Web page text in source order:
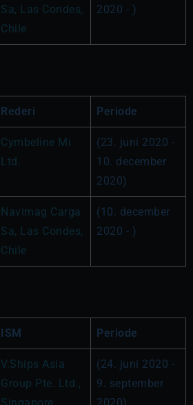
Sa, Las Condes,
Chile
2020 - )
Rederi Periode
Cymbeline Mi
Ltd.
(23. juni 2020 -
10. december
2020)
Navimag Carga
Sa, Las Condes,
Chile
(10. december
2020 - )
ISM Periode
V.Ships Asia
Group Pte. Ltd.,
(24. juni 2020 -
9. september